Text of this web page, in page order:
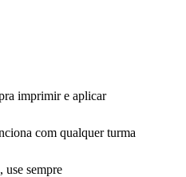
imprimir e aplicar
com qualquer turma
use sempre